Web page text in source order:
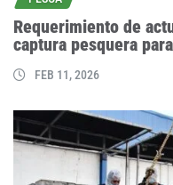
Requerimiento de
captura pesquera
FEB 11, 2026